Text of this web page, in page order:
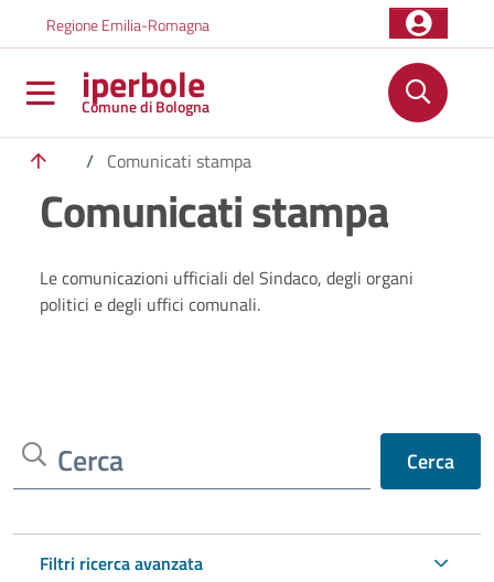
Regione Emilia-Romagna
iperbole
Comune di Bologna
/ Comunicati stampa
Comunicati stampa
Le comunicazioni ufficiali del Sindaco, degli organi
politici e degli uffici comunali.
Cerca Cerca
Filtri ricerca avanzata